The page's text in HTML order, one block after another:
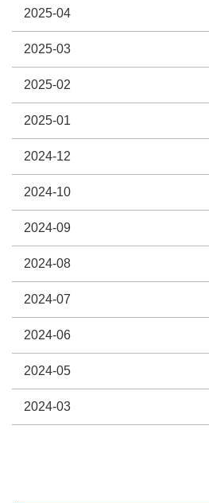
2025-04
2025-03
2025-02
2025-01
2024-12
2024-10
2024-09
2024-08
2024-07
2024-06
2024-05
2024-03